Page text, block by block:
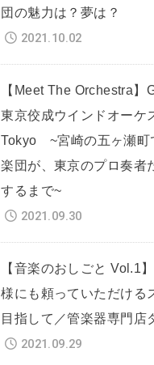
団の魅力は？夢は？
2021.10.02
【Meet The Orchestra】
東京佼成ウインドオーケ
Tokyo ~宮崎の五ヶ瀬町
楽団が、東京のプロ奏者
するまで~
2021.09.30
【音楽のおしごと Vol.1
様にも頼っていただける
目指して／管楽器専門店
2021.09.29